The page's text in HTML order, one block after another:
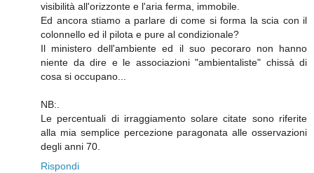
visibilità all'orizzonte e l'aria ferma, immobile.
Ed ancora stiamo a parlare di come si forma la scia con il
colonnello ed il pilota e pure al condizionale?
Il ministero dell'ambiente ed il suo pecoraro non hanno
niente da dire e le associazioni "ambientaliste" chissà di
cosa si occupano...
NB:.
Le percentuali di irraggiamento solare citate sono riferite
alla mia semplice percezione paragonata alle osservazioni
degli anni 70.
Rispondi